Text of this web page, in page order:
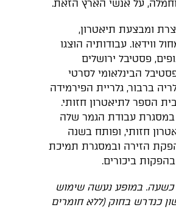
על אנשי הארץ הזאת.
ומבצעת תיאטרון,
ווידאו. עבודותיה הוצגו
פסטיבל ירושלים
הבינלאומי לסרטי
ברבור, גלריית הפירמידה
הספר לתיאטרון חזותי.
עבודת הגמר שלה
חזותי, ופותח בשנה
הזירה ובמסגרת תמיכת
ביכורים.
במופע נעשה שימוש
כנדרש בחוק (ללא חומרים